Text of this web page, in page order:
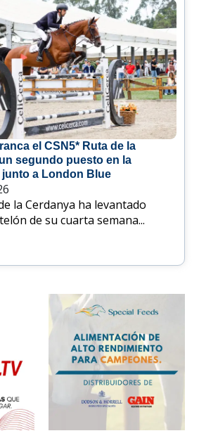
el CSN5* Ruta de la
segundo puesto en la
a London Blue
la Cerdanya ha levantado
de su cuarta semana...